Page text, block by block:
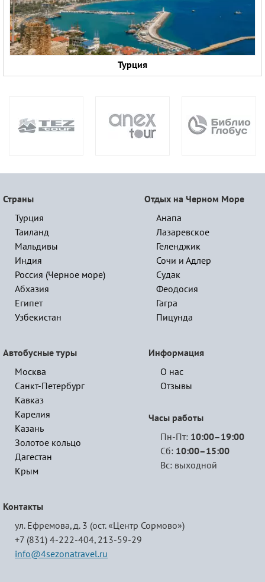
Турция
Страны
Турция
Таиланд
Мальдивы
Индия
Россия (Черное море)
Абхазия
Египет
Узбекистан
Отдых на Черном Море
Анапа
Лазаревское
Геленджик
Сочи и Адлер
Судак
Феодосия
Гагра
Пицунда
Автобусные туры
Москва
Санкт-Петербург
Кавказ
Карелия
Казань
Золотое кольцо
Дагестан
Крым
Информация
О нас
Отзывы
Часы работы
Пн-Пт: 10:00–19:00
Сб: 10:00–15:00
Вс: выходной
Контакты
ул. Ефремова, д. 3 (ост. «Центр Сормово»)
+7 (831) 4-222-404, 213-59-29
info@4sezonatravel.ru